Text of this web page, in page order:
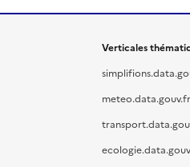
Verticales
meteo.data.gouv.fr